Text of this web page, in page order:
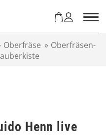
Oberfräse » Oberfräsen-
Henn live